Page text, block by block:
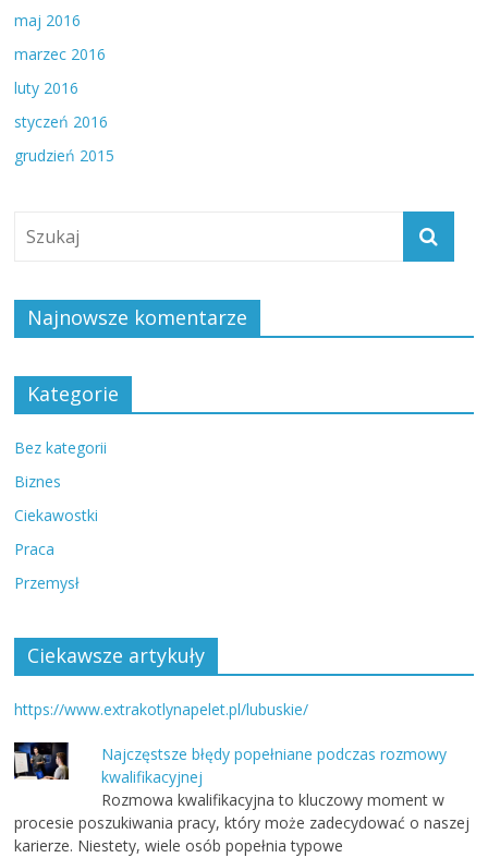
maj 2016
marzec 2016
luty 2016
styczeń 2016
grudzień 2015
Najnowsze komentarze
Kategorie
Bez kategorii
Biznes
Ciekawostki
Praca
Przemysł
Ciekawsze artykuły
https://www.extrakotlynapelet.pl/lubuskie/
Najczęstsze błędy popełniane podczas rozmowy
kwalifikacyjnej
Rozmowa kwalifikacyjna to kluczowy moment w
procesie poszukiwania pracy, który może zadecydować o naszej
karierze. Niestety, wiele osób popełnia typowe